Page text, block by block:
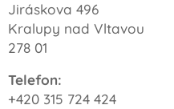
Jiráskova 496
Kralupy nad Vltavou
278 01
Telefon:
+420 315 724 424